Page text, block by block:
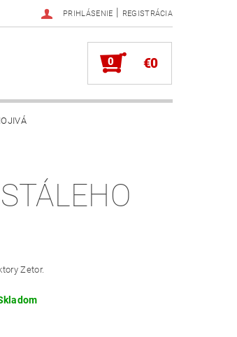
PRIHLÁSENIE | REGISTRÁCIA
0 €0
Zetor.